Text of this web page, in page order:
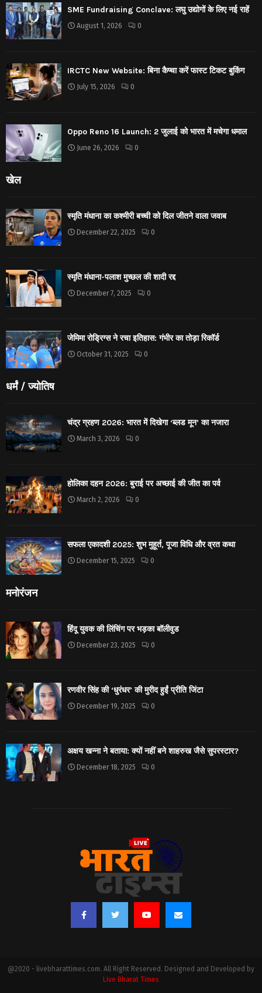
SME Fundraising Conclave: लघु उद्योगों के लिए नई राहें
August 1, 2026 0
IRCTC New Website: बिना कैप्चा करें फास्ट टिकट बुकिंग
July 15, 2026 0
Oppo Reno 16 Launch: 2 जुलाई को भारत में मचेगा धमाल
June 26, 2026 0
खेल
स्मृति मंधाना का कश्मीरी बच्ची को दिल जीतने वाला जवाब
December 22, 2025 0
स्मृति मंधाना-पलाश मुच्छल की शादी रद्द
December 7, 2025 0
जेमिमा रोड्रिग्स ने रचा इतिहास: गंभीर का तोड़ा रिकॉर्ड
October 31, 2025 0
धर्मं / ज्योतिष
चंद्र ग्रहण 2026: भारत में दिखेगा ‘ब्लड मून’ का नजारा
March 3, 2026 0
होलिका दहन 2026: बुराई पर अच्छाई की जीत का पर्व
March 2, 2026 0
सफला एकादशी 2025: शुभ मुहूर्त, पूजा विधि और व्रत कथा
December 15, 2025 0
मनोरंजन
हिंदू युवक की लिंचिंग पर भड़का बॉलीवुड
December 23, 2025 0
रणवीर सिंह की ‘धुरंधर’ की मुरीद हुईं प्रीति जिंटा
December 19, 2025 0
अक्षय खन्ना ने बताया: क्यों नहीं बने शाहरुख जैसे सुपरस्टार?
December 18, 2025 0
@2020 - livebharattimes.com. All Right Reserved. Designed and Developed by
Live Bharat Times